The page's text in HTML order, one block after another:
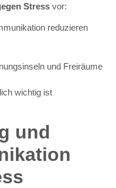
Stress vor:
reduzieren
und Freiräume
wichtig ist
und